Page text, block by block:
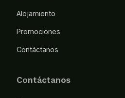
Alojamiento
Promociones
Contáctanos
Contáctanos